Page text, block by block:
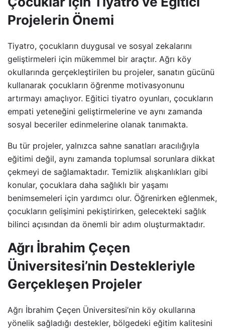
Projelerin Önemi
Tiyatro, çocukların duygusal ve sosyal zekalarını
geliştirmeleri için mükemmel bir araçtır. Ağrı köy
okullarında gerçekleştirilen bu projeler, sanatın gücünü
kullanarak çocukların öğrenme motivasyonunu
artırmayı amaçlıyor. Eğitici tiyatro oyunları, çocukların
empati yeteneğini geliştirmelerine ve aynı zamanda
sosyal beceriler edinmelerine olanak tanımakta.
Bu tür projeler, yalnızca sahne sanatları aracılığıyla
eğitimi değil, aynı zamanda toplumsal sorunlara dikkat
çekmeyi de sağlamaktadır. Temizlik alışkanlıkları gibi
konular, çocuklara daha sağlıklı bir yaşamı
benimsemeleri için yardımcı olur. Öğrenirken eğlenmek,
çocukların gelişimini pekiştirirken, gelecekteki sağlık
bilinci açısından da önemli bir adım oluşturmaktadır.
Ağrı İbrahim Çeçen
Üniversitesi’nin Destekleriyle
Gerçekleşen Projeler
Ağrı İbrahim Çeçen Üniversitesi’nin köy okullarına
yönelik sağladığı destekler, bölgedeki eğitim kalitesini